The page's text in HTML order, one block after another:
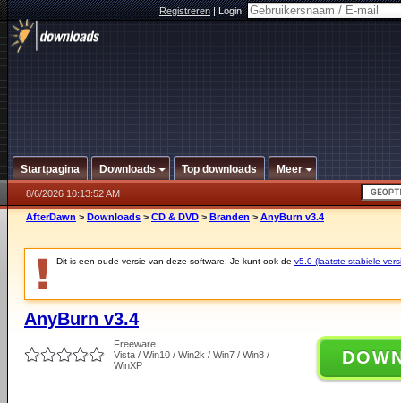
Registreren|Login:
Startpagina Downloads Top downloads Meer
8/6/2026 10:13:52 AM
AfterDawn > Downloads > CD & DVD > Branden > AnyBurn v3.4
Dit is een oude versie van deze software. Je kunt ook de v5.0 (laatste stabiele
AnyBurn v3.4
Freeware
Vista / Win10 / Win2k / Win7 / Win8 /
WinXP